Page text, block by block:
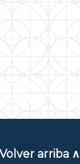
Volver arriba ∧